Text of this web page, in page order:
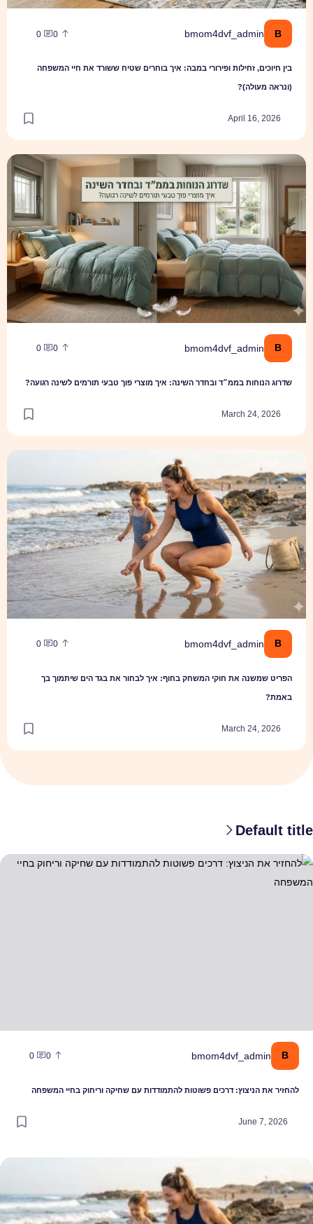
B
bmom4dvf_admin
0
0
בין חיוכים, זחילות ופירורי במבה: איך בוחרים שטיח ששורד את חיי המשפחה
(ונראה מעולה)?
April 16, 2026
B
bmom4dvf_admin
0
0
שדרוג הנוחות בממ״ד ובחדר השינה: איך מוצרי פוך טבעי תורמים לשינה רגועה?
March 24, 2026
שדרוג הנוחות בממ״ד ובחדר השינה: איך מוצרי פוך טבעי תורמים לשינה
B
bmom4dvf_admin
0
0
הפריט שמשנה את חוקי המשחק בחוף: איך לבחור את בגד הים שיתמוך בך
באמת?
March 24, 2026
הפריט שמשנה את חוקי המשחק בחוף: איך לבחור את בגד הים שיתמוך
Default title
B
bmom4dvf_admin
0
0
להחזיר את הניצוץ: דרכים פשוטות להתמודדות עם שחיקה וריחוק בחיי המשפחה
June 7, 2026
להחזיר את הניצוץ: דרכים פשוטות להתמודדות עם שחיקה וריחוק בחיי
הפריט שמשנה את חוקי המשחק בחוף: איך לבחור את בגד הים שיתמוך בך